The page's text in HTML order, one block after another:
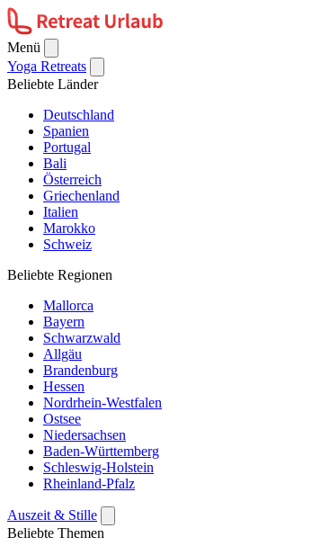
Menü
Yoga Retreats
Beliebte Länder
Deutschland
Spanien
Portugal
Bali
Österreich
Griechenland
Italien
Marokko
Schweiz
Beliebte Regionen
Mallorca
Bayern
Schwarzwald
Allgäu
Brandenburg
Hessen
Nordrhein-Westfalen
Ostsee
Niedersachsen
Baden-Württemberg
Schleswig-Holstein
Rheinland-Pfalz
Auszeit & Stille
Beliebte Themen